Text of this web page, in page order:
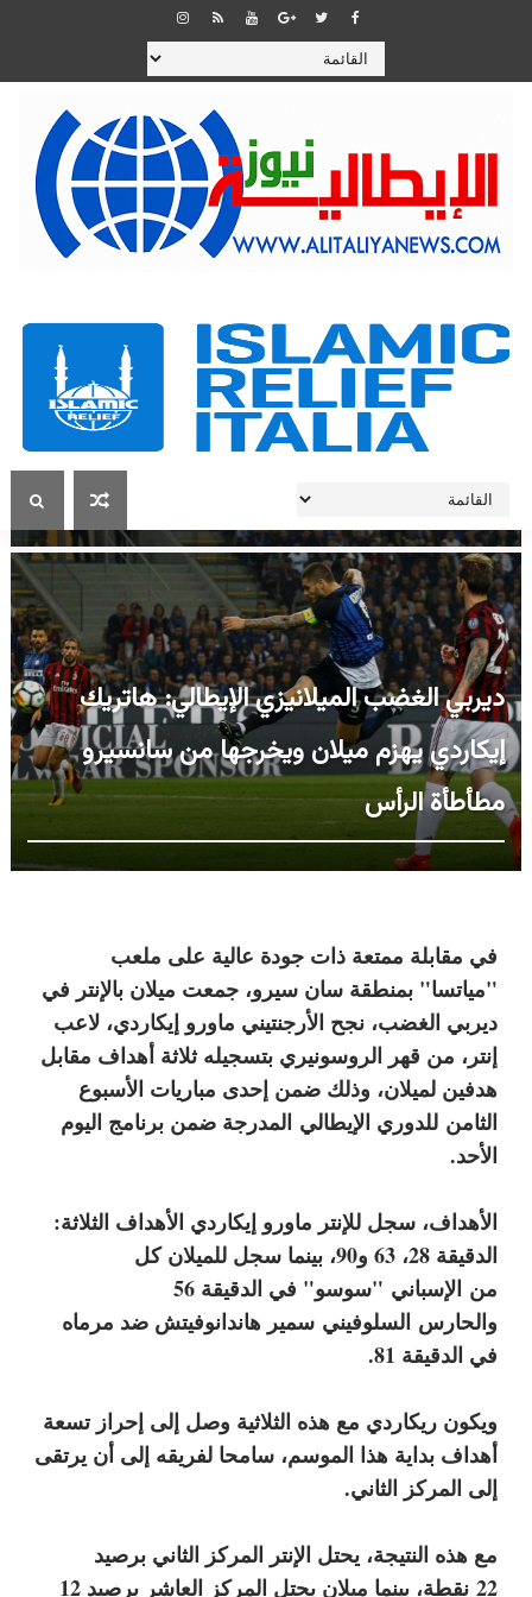
ديربي الغضب الميلانيزي الإيطالي: هاتريك
إيكاردي يهزم ميلان ويخرجها من سانسيرو
مطأطأة الرأس
في مقابلة ممتعة ذات جودة عالية على ملعب
"مياتسا" بمنطقة سان سيرو، جمعت ميلان بالإنتر في
ديربي الغضب، نجح الأرجنتيني ماورو إيكاردي، لاعب
إنتر، من قهر الروسونيري بتسجيله ثلاثة أهداف مقابل
هدفين لميلان، وذلك ضمن إحدى مباريات الأسبوع
الثامن للدوري الإيطالي المدرجة ضمن برنامج اليوم
الأحد.
الأهداف، سجل للإنتر ماورو إيكاردي الأهداف الثلاثة:
الدقيقة 28، 63 و90، بينما سجل للميلان كل
من الإسباني
"سوسو" في الدقيقة 56
والحارس السلوفيني سمير هاندانوفيتش ضد مرماه
في الدقيقة 81.
ويكون ريكاردي مع هذه الثلاثية وصل إلى إحراز تسعة
أهداف بداية هذا الموسم، سامحا لفريقه إلى أن يرتقى
إلى المركز الثاني.
مع هذه النتيجة، يحتل الإنتر المركز الثاني برصيد
22 نقطة
، بينما ميلان يحتل المركز العاشر برصيد 12